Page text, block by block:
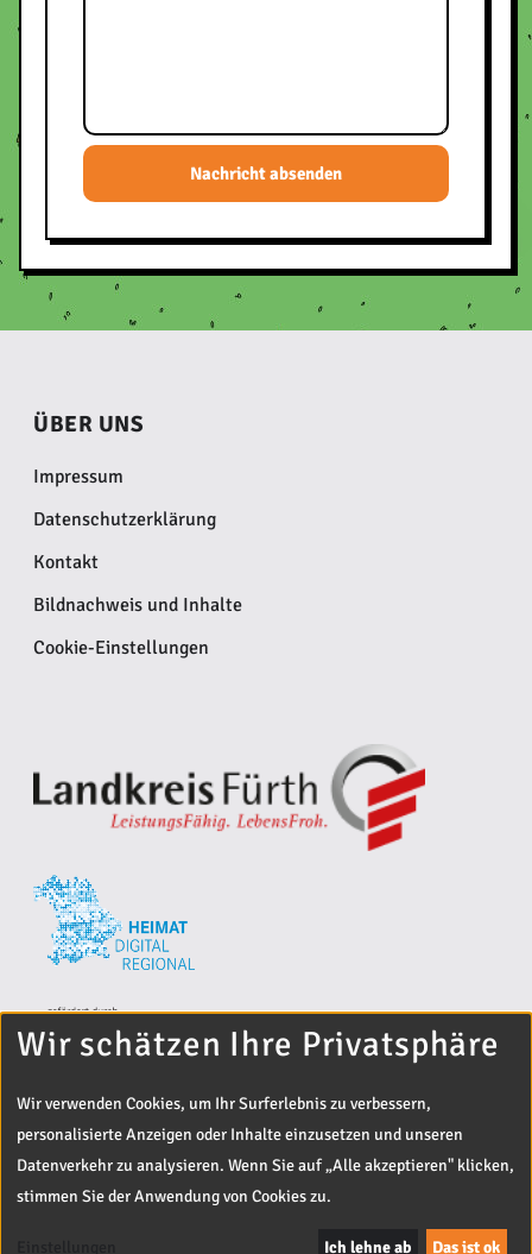
Nachricht absenden
ÜBER UNS
Impressum
Datenschutzerklärung
Kontakt
Bildnachweis und Inhalte
Cookie-Einstellungen
Off The Beaten Track
Wir schätzen Ihre Privatsphäre
Wir verwenden Cookies, um Ihr Surferlebnis zu verbessern,
personalisierte Anzeigen oder Inhalte einzusetzen und unseren
Datenverkehr zu analysieren. Wenn Sie auf „Alle akzeptieren" klicken,
stimmen Sie der Anwendung von Cookies zu.
Ich lehne ab Das ist ok